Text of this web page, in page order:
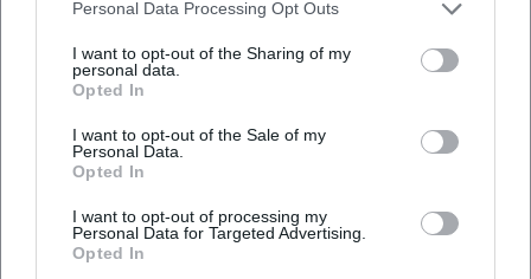
Personal Data Processing Opt Outs
I want to opt-out of the Sharing of my
personal data.
Opted In
I want to opt-out of the Sale of my
Personal Data.
Opted In
I want to opt-out of processing my
Personal Data for Targeted Advertising.
Opted In